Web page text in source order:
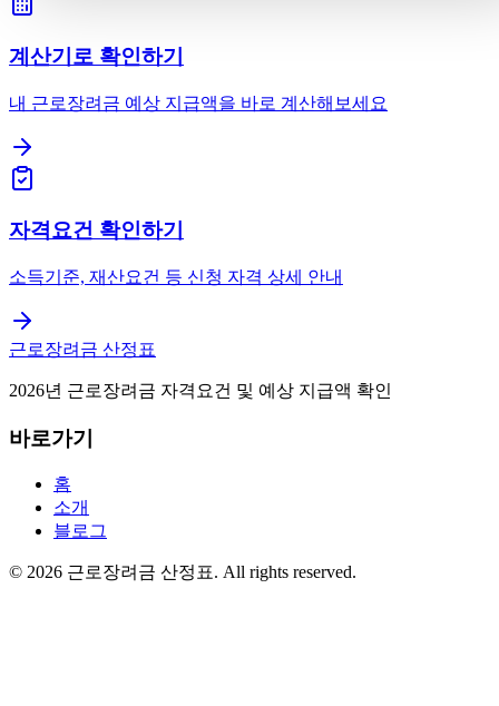
계산기로 확인하기
내 근로장려금 예상 지급액을 바로 계산해보세요
자격요건 확인하기
소득기준, 재산요건 등 신청 자격 상세 안내
근로장려금 산정표
2026년 근로장려금 자격요건 및 예상 지급액 확인
바로가기
홈
소개
블로그
© 2026 근로장려금 산정표. All rights reserved.